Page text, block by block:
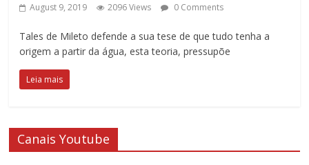
August 9, 2019 2096 Views 0 Comments
Tales de Mileto defende a sua tese de que tudo tenha a
origem a partir da água, esta teoria, pressupõe
Leia mais
Canais Youtube